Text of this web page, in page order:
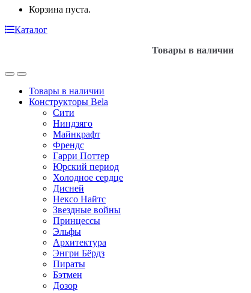
Корзина пуста.
Каталог
Товары в наличии
Товары в наличии
Конструкторы Bela
Сити
Ниндзяго
Майнкрафт
Френдс
Гарри Поттер
Юрский период
Холодное сердце
Дисней
Нексо Найтс
Звездные войны
Принцессы
Эльфы
Архитектура
Энгри Бёрдз
Пираты
Бэтмен
Дозор